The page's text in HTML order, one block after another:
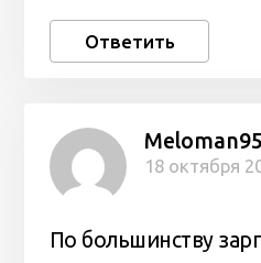
Ответить
18 октября
По большинству